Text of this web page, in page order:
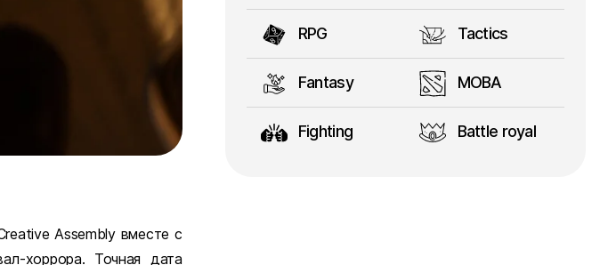
Assembly вместе с
хоррора. Точная дата
RPG
Fantasy
Fighting
Tactics
MOBA
Battle royal